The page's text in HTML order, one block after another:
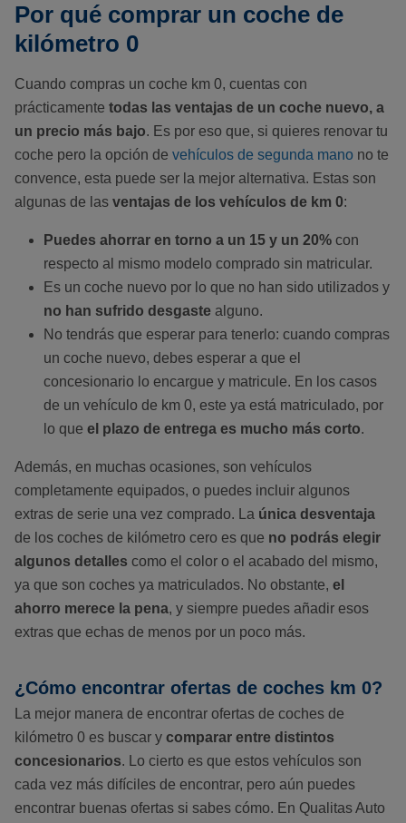
Por qué comprar un coche de
kilómetro 0
Cuando compras un coche km 0, cuentas con
prácticamente todas las ventajas de un coche nuevo, a
un precio más bajo. Es por eso que, si quieres renovar tu
coche pero la opción de vehículos de segunda mano no te
convence, esta puede ser la mejor alternativa. Estas son
algunas de las ventajas de los vehículos de km 0:
Puedes ahorrar en torno a un 15 y un 20% con
respecto al mismo modelo comprado sin matricular.
Es un coche nuevo por lo que no han sido utilizados y
no han sufrido desgaste alguno.
No tendrás que esperar para tenerlo: cuando compras
un coche nuevo, debes esperar a que el
concesionario lo encargue y matricule. En los casos
de un vehículo de km 0, este ya está matriculado, por
lo que el plazo de entrega es mucho más corto.
Además, en muchas ocasiones, son vehículos
completamente equipados, o puedes incluir algunos
extras de serie una vez comprado. La única desventaja
de los coches de kilómetro cero es que no podrás elegir
algunos detalles como el color o el acabado del mismo,
ya que son coches ya matriculados. No obstante, el
ahorro merece la pena, y siempre puedes añadir esos
extras que echas de menos por un poco más.
¿Cómo encontrar ofertas de coches km 0?
La mejor manera de encontrar ofertas de coches de
kilómetro 0 es buscar y comparar entre distintos
concesionarios. Lo cierto es que estos vehículos son
cada vez más difíciles de encontrar, pero aún puedes
encontrar buenas ofertas si sabes cómo. En Qualitas Auto